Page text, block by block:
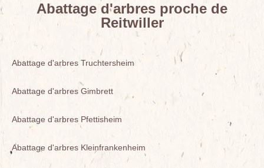
Abattage d'arbres proche de
Reitwiller
Abattage d'arbres Truchtersheim
Abattage d'arbres Gimbrett
Abattage d'arbres Pfettisheim
Abattage d'arbres Kleinfrankenheim